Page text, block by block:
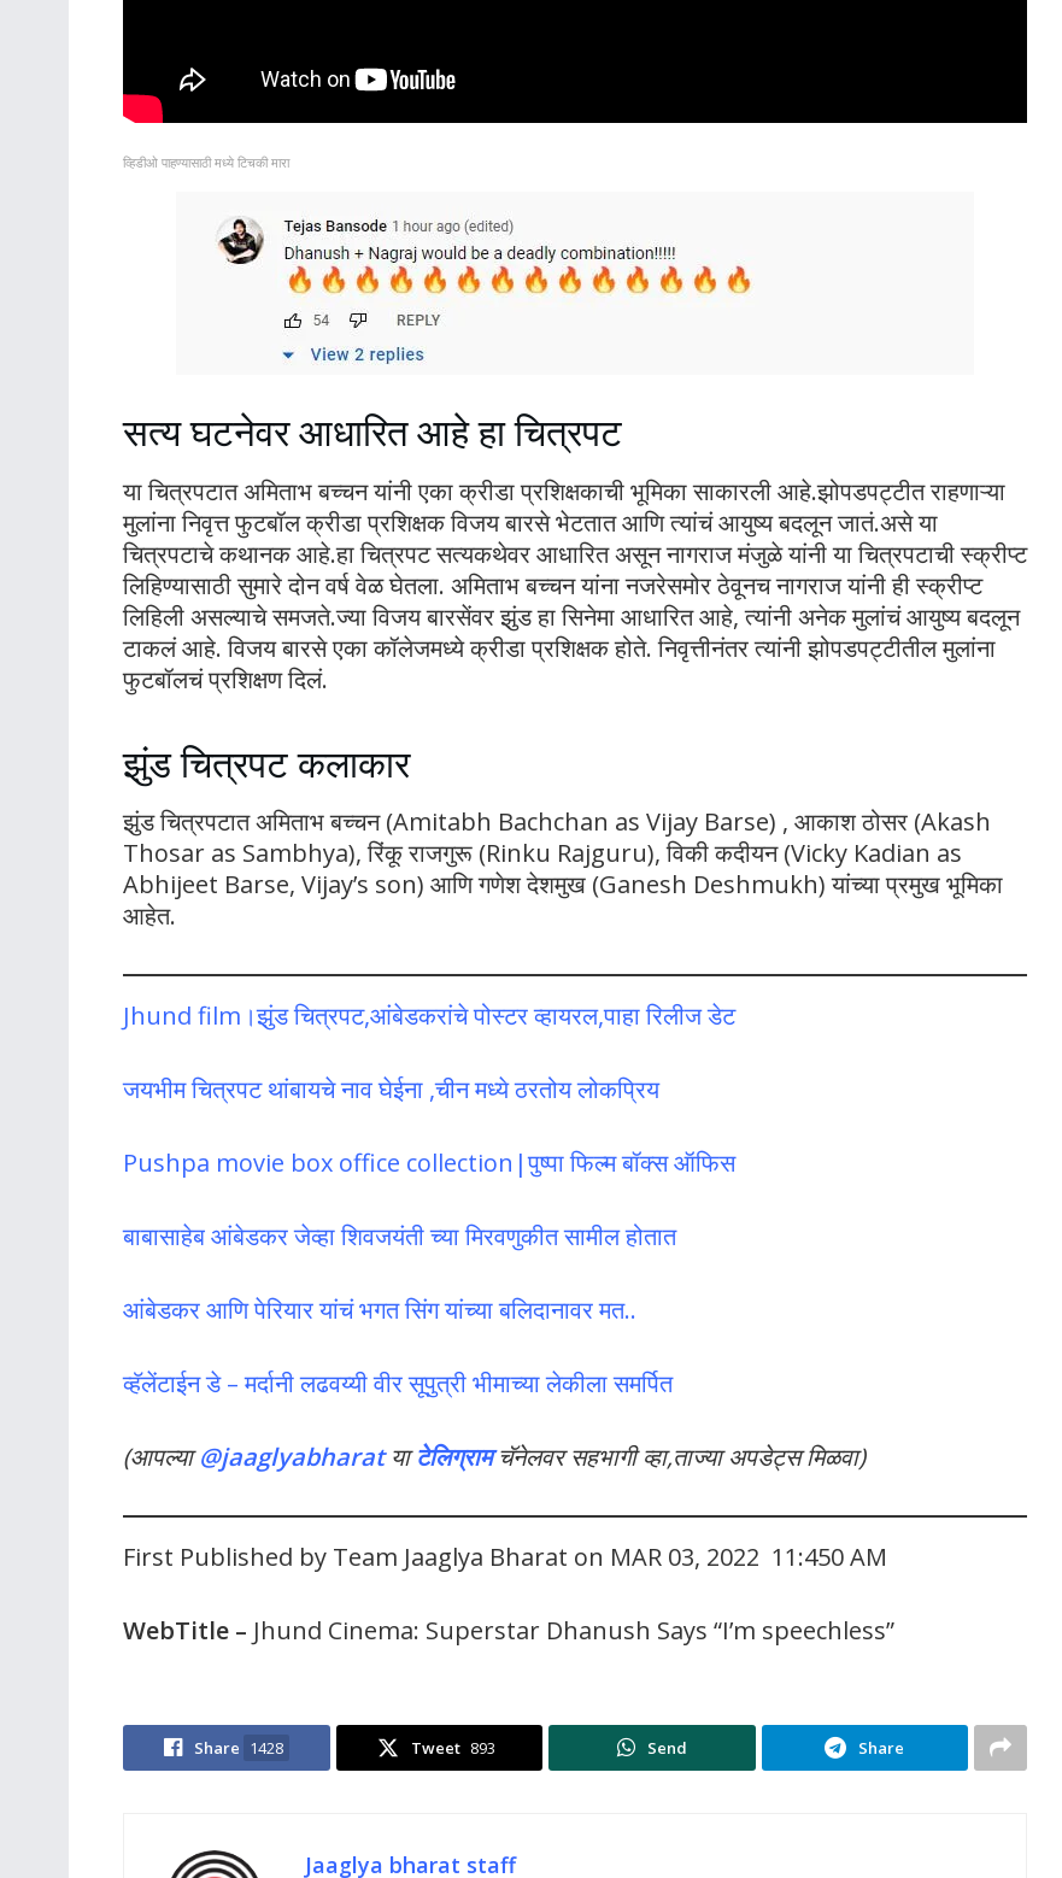
व्हिडीओ पाहण्यासाठी मध्ये टिचकी मारा
सत्य घटनेवर आधारित आहे हा चित्रपट
या चित्रपटात अमिताभ बच्चन यांनी एका क्रीडा प्रशिक्षकाची भूमिका साकारली आहे.झोपडपट्टीत राहणाऱ्या
मुलांना निवृत्त फुटबॉल क्रीडा प्रशिक्षक विजय बारसे भेटतात आणि त्यांचं आयुष्य बदलून जातं.असे या
चित्रपटाचे कथानक आहे.हा चित्रपट सत्यकथेवर आधारित असून नागराज मंजुळे यांनी या चित्रपटाची स्क्रीप्ट
लिहिण्यासाठी सुमारे दोन वर्ष वेळ घेतला. अमिताभ बच्चन यांना नजरेसमोर ठेवूनच नागराज यांनी ही स्क्रीप्ट
लिहिली असल्याचे समजते.ज्या विजय बारसेंवर झुंड हा सिनेमा आधारित आहे, त्यांनी अनेक मुलांचं आयुष्य बदलून
टाकलं आहे. विजय बारसे एका कॉलेजमध्ये क्रीडा प्रशिक्षक होते. निवृत्तीनंतर त्यांनी झोपडपट्टीतील मुलांना
फुटबॉलचं प्रशिक्षण दिलं.
झुंड चित्रपट कलाकार
झुंड चित्रपटात अमिताभ बच्चन (Amitabh Bachchan as Vijay Barse) , आकाश ठोसर (Akash
Thosar as Sambhya), रिंकू राजगुरू (Rinku Rajguru), विकी कदीयन (Vicky Kadian as
Abhijeet Barse, Vijay’s son) आणि गणेश देशमुख (Ganesh Deshmukh) यांच्या प्रमुख भूमिका
आहेत.
Jhund film।झुंड चित्रपट,आंबेडकरांचे पोस्टर व्हायरल,पाहा रिलीज डेट
जयभीम चित्रपट थांबायचे नाव घेईना ,चीन मध्ये ठरतोय लोकप्रिय
Pushpa movie box office collection|पुष्पा फिल्म बॉक्स ऑफिस
बाबासाहेब आंबेडकर जेव्हा शिवजयंती च्या मिरवणुकीत सामील होतात
आंबेडकर आणि पेरियार यांचं भगत सिंग यांच्या बलिदानावर मत..
व्हॅलेंटाईन डे – मर्दानी लढवय्यी वीर सूपुत्री भीमाच्या लेकीला समर्पित
(आपल्या@jaaglyabharat याटेलिग्राम चॅनेलवर सहभागी व्हा,ताज्या अपडेट्स मिळवा)
First Published by Team Jaaglya Bharat on MAR 03, 2022 11:450 AM
WebTitle – Jhund Cinema: Superstar Dhanush Says “I’m speechless”
Share 1428 Tweet 893 Send Share
Jaaglya bharat staff